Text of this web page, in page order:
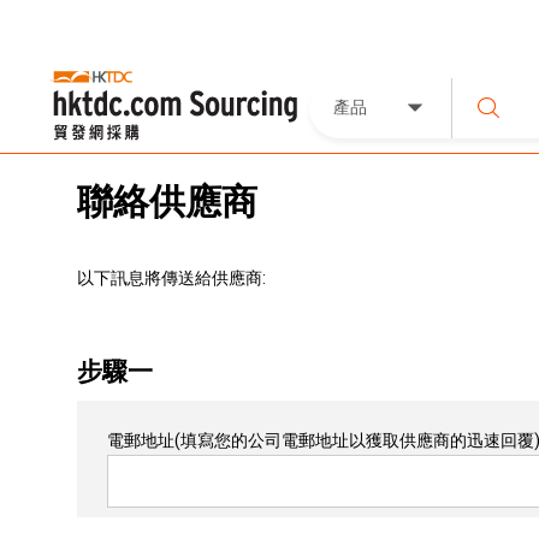
產品
聯絡供應商
以下訊息將傳送給供應商:
步驟一
電郵地址(填寫您的公司電郵地址以獲取供應商的迅速回覆)